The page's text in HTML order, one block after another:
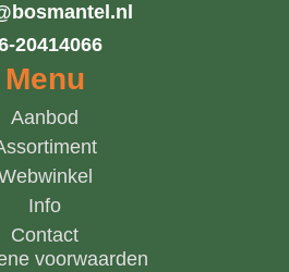
20414066
Menu
Aanbod
Info
Contact
voorwaarden